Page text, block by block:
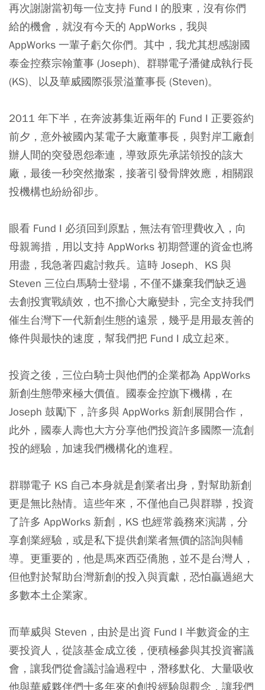
再次謝謝當初每一位支持 Fund I 的股東，沒有你們
給的機會，就沒有今天的 AppWorks，我與
AppWorks 一輩子虧欠你們。其中，我尤其想感謝國
泰金控蔡宗翰董事 (Joseph)、群聯電子潘健成執行長
(KS)、以及華威國際張景溢董事長 (Steven)。
2011 年下半，在奔波募集近兩年的 Fund I 正要簽約
前夕，意外被國內某電子大廠董事長，與對岸工廠創
辦人間的突發恩怨牽連，導致原先承諾領投的該大
廠，最後一秒突然撤案，接著引發骨牌效應，相關跟
投機構也紛紛卻步。
眼看 Fund I 必須回到原點，無法有管理費收入，向
母親籌措，用以支持 AppWorks 初期營運的資金也將
用盡，我急著四處討救兵。這時 Joseph、KS 與
Steven 三位白馬騎士登場，不僅不嫌棄我們缺乏過
去創投實戰績效，也不擔心大廠變卦，完全支持我們
催生台灣下一代新創生態的遠景，幾乎是用最友善的
條件與最快的速度，幫我們把 Fund I 成立起來。
投資之後，三位白騎士與他們的企業都為 AppWorks
新創生態帶來極大價值。國泰金控旗下機構，在
Joseph 鼓勵下，許多與 AppWorks 新創展開合作，
此外，國泰人壽也大方分享他們投資許多國際一流創
投的經驗，加速我們機構化的進程。
群聯電子 KS 自己本身就是創業者出身，對幫助新創
更是無比熱情。這些年來，不僅他自己與群聯，投資
了許多 AppWorks 新創，KS 也經常義務來演講，分
享創業經驗，或是私下提供創業者無價的諮詢與輔
導。更重要的，他是馬來西亞僑胞，並不是台灣人，
但他對於幫助台灣新創的投入與貢獻，恐怕贏過絕大
多數本土企業家。
而華威與 Steven，由於是出資 Fund I 半數資金的主
要投資人，從該基金成立後，便積極參與其投資審議
會，讓我們從會議討論過程中，潛移默化、大量吸收
他與華威夥伴們十多年來的創投經驗與觀念，讓我們